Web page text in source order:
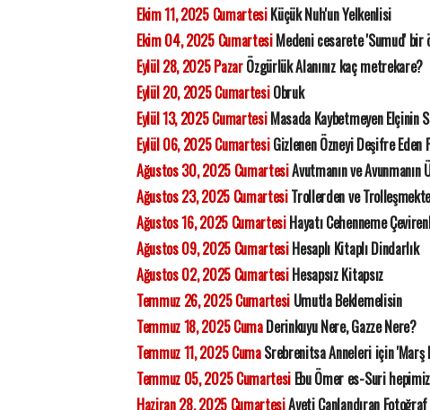
Ekim 11, 2025 CumartesiKüçük Nuh'un Yelkenlisi
Ekim 04, 2025 CumartesiMedeni cesarete 'Sumud' bir
Eylül 28, 2025 PazarÖzgürlük Alanınız kaç metrekare?
Eylül 20, 2025 CumartesiObruk
Eylül 13, 2025 CumartesiMasada Kaybetmeyen Elçinin
Eylül 06, 2025 CumartesiGizlenen Özneyi Deşifre Eden
Ağustos 30, 2025 CumartesiAvutmanın ve Avunmanın
Ağustos 23, 2025 CumartesiTrollerden ve
Ağustos 16, 2025 CumartesiHayatı Cehenneme
Ağustos 09, 2025 CumartesiHesaplı Kitaplı Dindarlık
Ağustos 02, 2025 CumartesiHesapsız Kitapsız
Temmuz 26, 2025 Cumartesi Umutla Beklemelisin
Temmuz 18, 2025 CumaDerinkuyu Nere, Gazze Nere?
Temmuz 11, 2025 CumaSrebrenitsa Anneleri için 'Marş
Temmuz 05, 2025 Cumartesi Ebu Ömer es-Suri
Haziran 28, 2025 CumartesiAyeti Canlandıran Fotoğraf